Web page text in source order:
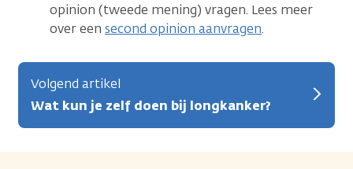
opinion (tweede mening) vragen. Lees meer
over een second opinion aanvragen.
Volgend artikel
Wat kun je zelf doen bij longkanker?